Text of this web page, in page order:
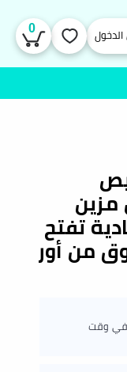
0
مزين
تفتح
3 سنوات فما فوق من أور
في وقت